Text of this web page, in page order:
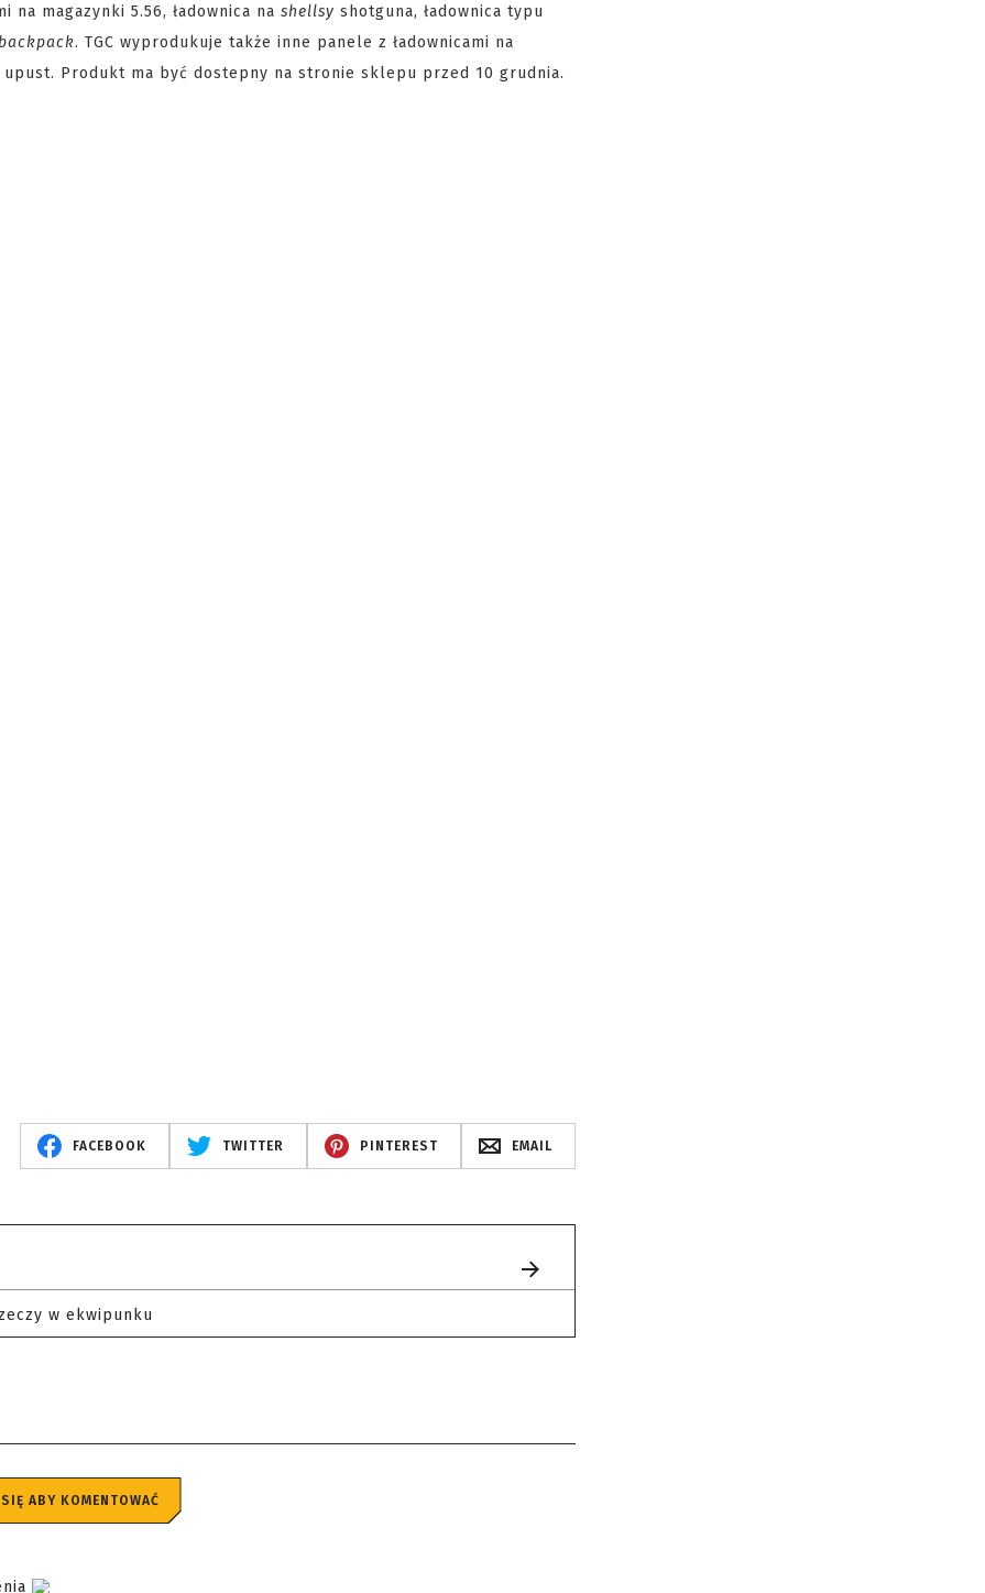
magazynki 5.56, ładownica na shellsy shotguna, ładownica typu
backpack. TGC wyprodukuje także inne panele z ładownicami na
upust. Produkt ma być dostepny na stronie sklepu przed 10 grudnia.
FACEBOOK TWITTER PINTEREST EMAIL
w ekwipunku
ABY KOMENTOWAĆ